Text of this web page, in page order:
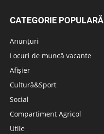
CATEGORIE POPULARĂ
Anunțuri
Locuri de muncă vacante
Afișier
Cultură&Sport
Social
Compartiment Agricol
Utile